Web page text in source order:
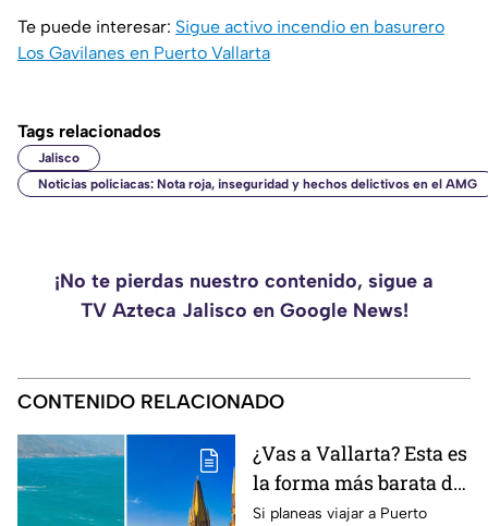
Te puede interesar: Sigue activo incendio en basurero
Los Gavilanes en Puerto Vallarta
Tags relacionados
Jalisco
Noticias policiacas: Nota roja, inseguridad y hechos delictivos en el AMG
¡No te pierdas nuestro contenido, sigue a
TV Azteca Jalisco en Google News!
CONTENIDO RELACIONADO
¿Vas a Vallarta? Esta es
la forma más barata de
viajar desde
Si planeas viajar a Puerto